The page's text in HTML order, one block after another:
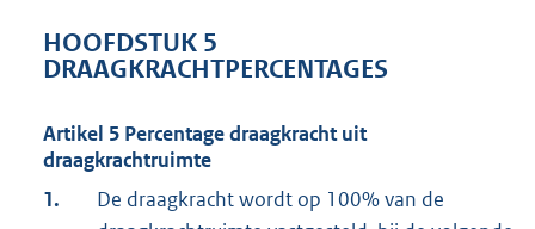
HOOFDSTUK 5
DRAAGKRACHTPERCENTAGES
Artikel 5 Percentage draagkracht uit
draagkrachtruimte
1.
De draagkracht wordt op 100% van de